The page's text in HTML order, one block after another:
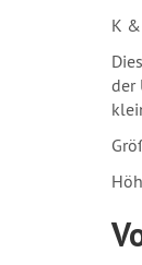
K
der